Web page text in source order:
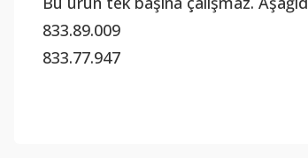
833.89.009
833.77.947